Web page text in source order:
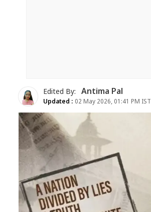
Edited By: Antima Pal
Updated : 02 May 2026, 01:41 PM IST